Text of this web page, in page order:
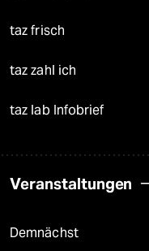
taz frisch
taz zahl ich
taz lab Infobrief
Veranstaltungen
Demnächst